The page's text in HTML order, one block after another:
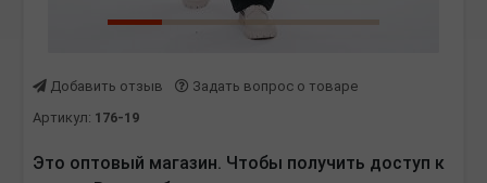
Добавить отзыв
Задать вопрос о товаре
Артикул: 176-19
Это оптовый магазин. Чтобы получить доступ к